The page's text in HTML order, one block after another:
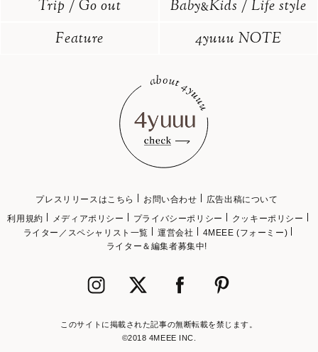
Trip / Go out
Baby&Kids / Life style
Feature
4yuuu NOTE
プレスリリースはこちら お問い合わせ
広告出稿について
利用規約
メディアポリシー プライバシーポリシー
クッキーポリシー
ライター／スペシャリスト一覧
運営会社
4MEEE (フォーミー)
ライター＆編集者募集中!
このサイトに掲載された記事の無断転載を禁じます。
©2018 4MEEE INC.